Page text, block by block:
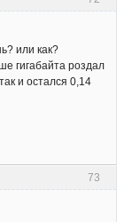
или как?
гигабайта роздал
и остался 0,14
73